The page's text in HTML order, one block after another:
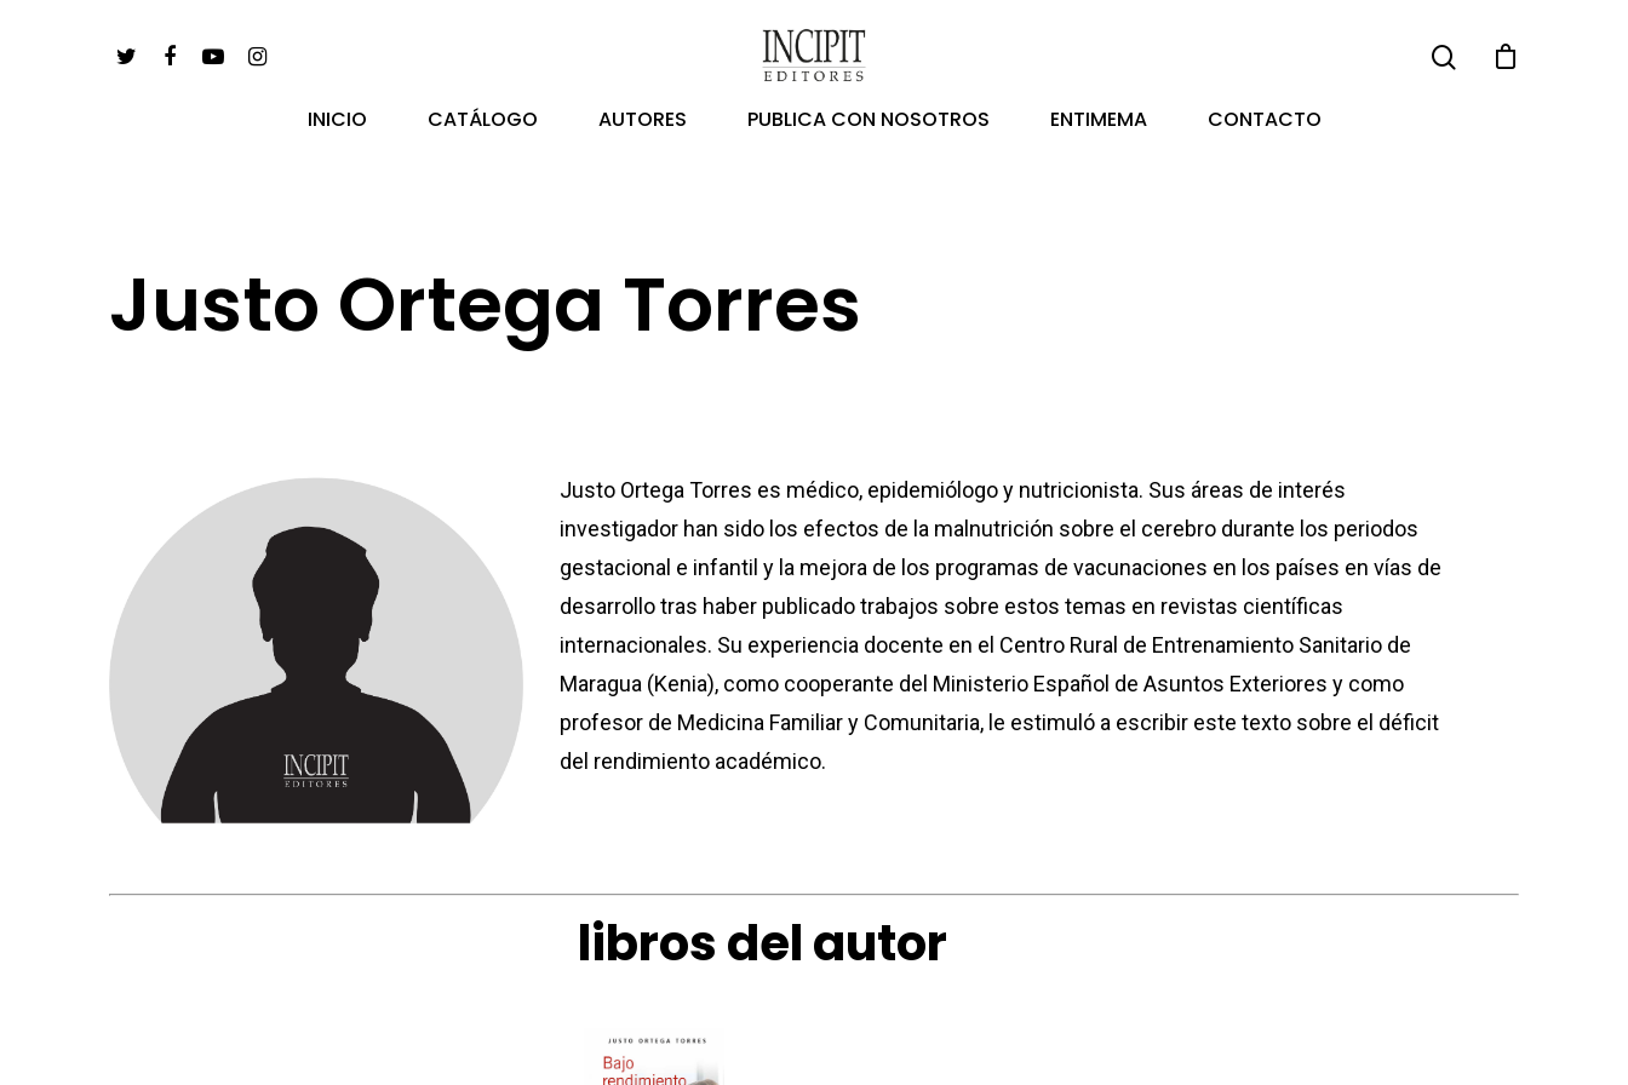
pulsa enter para buscar y esc para salir
INICIO CATÁLOGO AUTORES PUBLICA CON NOSOTROS ENTIMEMA CONTACTO
Justo Ortega Torres
Justo Ortega Torres es médico, epidemiólogo y nutricionista. Sus áreas de interés
investigador han sido los efectos de la malnutrición sobre el cerebro durante los periodos
gestacional e infantil y la mejora de los programas de vacunaciones en los países en vías de
desarrollo tras haber publicado trabajos sobre estos temas en revistas científicas
internacionales. Su experiencia docente en el Centro Rural de Entrenamiento Sanitario de
Maragua (Kenia), como cooperante del Ministerio Español de Asuntos Exteriores y como
profesor de Medicina Familiar y Comunitaria, le estimuló a escribir este texto sobre el déficit
del rendimiento académico.
libros del autor